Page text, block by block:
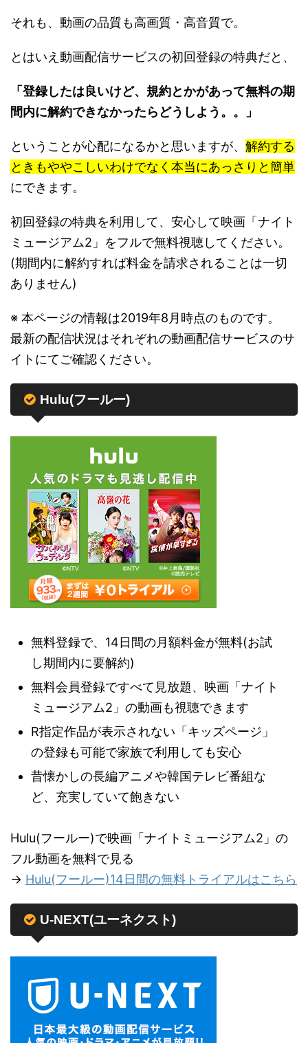
それも、動画の品質も高画質・高音質で。
とはいえ動画配信サービスの初回登録の特典だと、
「登録したは良いけど、規約とかがあって無料の期
間内に解約できなかったらどうしよう。。」
ということが心配になるかと思いますが、 解約する
ときもややこしいわけでなく本当にあっさりと簡単
にできます。
初回登録の特典を利用して、安心して映画「ナイト
ミュージアム2」をフルで無料視聴してください。
(期間内に解約すれば料金を請求されることは一切
ありません)
※ 本ページの情報は2019年8月時点のものです。
最新の配信状況はそれぞれの動画配信サービスのサ
イトにてご確認ください。
Hulu(フールー)
無料登録で、14日間の月額料金が無料(お試
し期間内に要解約)
無料会員登録ですべて見放題、映画「ナイト
ミュージアム2」の動画も視聴できます
R指定作品が表示されない「キッズページ」
の登録も可能で家族で利用しても安心
昔懐かしの長編アニメや韓国テレビ番組な
ど、充実していて飽きない
Hulu(フールー)で映画「ナイトミュージアム2」の
フル動画を無料で見る
→ Hulu(フールー)14日間の無料トライアルはこちら
U-NEXT(ユーネクスト)